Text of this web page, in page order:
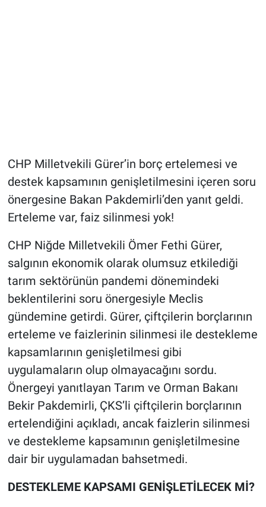
CHP Milletvekili Gürer’in borç ertelemesi ve
destek kapsamının genişletilmesini içeren soru
önergesine Bakan Pakdemirli’den yanıt geldi.
Erteleme var, faiz silinmesi yok!
CHP Niğde Milletvekili Ömer Fethi Gürer,
salgının ekonomik olarak olumsuz etkilediği
tarım sektörünün pandemi dönemindeki
beklentilerini soru önergesiyle Meclis
gündemine getirdi. Gürer, çiftçilerin borçlarının
erteleme ve faizlerinin silinmesi ile destekleme
kapsamlarının genişletilmesi gibi
uygulamaların olup olmayacağını sordu.
Önergeyi yanıtlayan Tarım ve Orman Bakanı
Bekir Pakdemirli, ÇKS’li çiftçilerin borçlarının
ertelendiğini açıkladı, ancak faizlerin silinmesi
ve destekleme kapsamının genişletilmesine
dair bir uygulamadan bahsetmedi.
DESTEKLEME KAPSAMI GENİŞLETİLECEK Mİ?